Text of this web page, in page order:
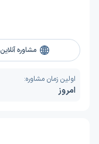
مشاوره آنلاین
اولین زمان مشاوره:
امروز